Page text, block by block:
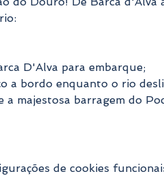
D'Alva para embarque;
a bordo enquanto o rio
a majestosa barragem do
de cookies